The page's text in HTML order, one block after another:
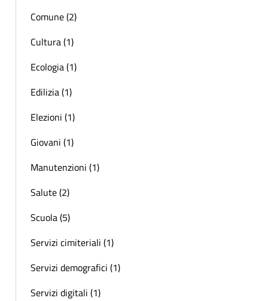
Comune (2)
Cultura (1)
Ecologia (1)
Edilizia (1)
Elezioni (1)
Giovani (1)
Manutenzioni (1)
Salute (2)
Scuola (5)
Servizi cimiteriali (1)
Servizi demografici (1)
Servizi digitali (1)